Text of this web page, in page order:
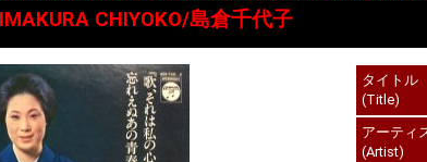
CHIYOKO/島倉千代子
タイトル
(Title)
アーティ
(Artist)